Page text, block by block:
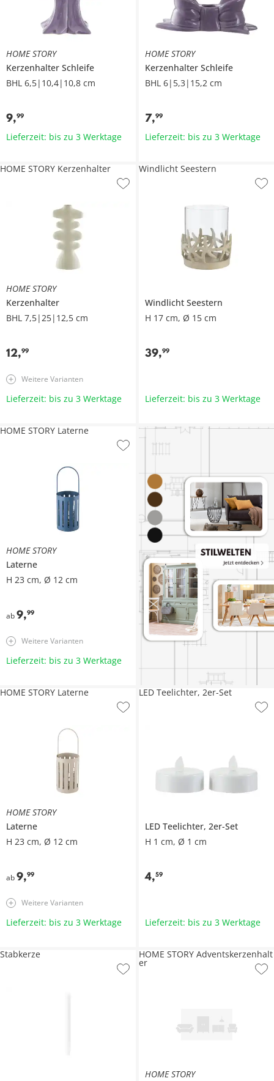
HOME STORY
Kerzenhalter Schleife
BHL 6,5|10,4|10,8 cm
9,99
Lieferzeit: bis zu 3 Werktage
HOME STORY
Kerzenhalter Schleife
BHL 6|5,3|15,2 cm
7,99
Lieferzeit: bis zu 3 Werktage
HOME STORY
Kerzenhalter
BHL 7,5|25|12,5 cm
12,99
HOME STORY Kerzenhalter
Weitere Varianten
Lieferzeit: bis zu 3 Werktage
Windlicht Seestern
H 17 cm, Ø 15 cm
39,99
Windlicht Seestern
Lieferzeit: bis zu 3 Werktage
HOME STORY
Laterne
H 23 cm, Ø 12 cm
ab9,99
HOME STORY Laterne
Weitere Varianten
Lieferzeit: bis zu 3 Werktage
HOME STORY
Laterne
H 23 cm, Ø 12 cm
ab9,99
HOME STORY Laterne
Weitere Varianten
Lieferzeit: bis zu 3 Werktage
LED Teelichter, 2er-Set
H 1 cm, Ø 1 cm
4,59
LED Teelichter, 2er-Set
Lieferzeit: bis zu 3 Werktage
Stabkerze
HOME STORY
HOME STORY Adventskerzenhalt
er